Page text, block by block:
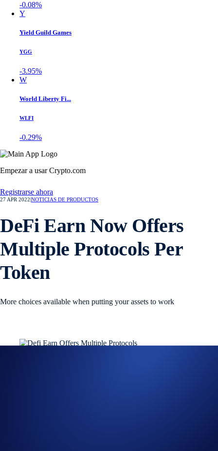
-0.08%
Y
Yield Guild Games
YGG
-3.95%
W
World Liberty Fi...
WLFI
-0.29%
Empezar a usar Crypto.com
Registrarse ahora
27 APR 2022 NOTICIAS DE PRODUCTOS
DeFi Earn Now Offers
Multiple Protocols Per
Token
More choices available when putting your assets to work